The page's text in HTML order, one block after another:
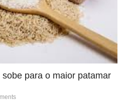
para o maior patamar